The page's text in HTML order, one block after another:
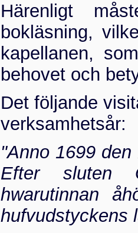
Härenligt
bokläsning,
kapellanen,
behovet och
Det följande
verksam­hetsår:
"Anno 1699
Efter sluten
hwarutinnan
hufvudstyckens